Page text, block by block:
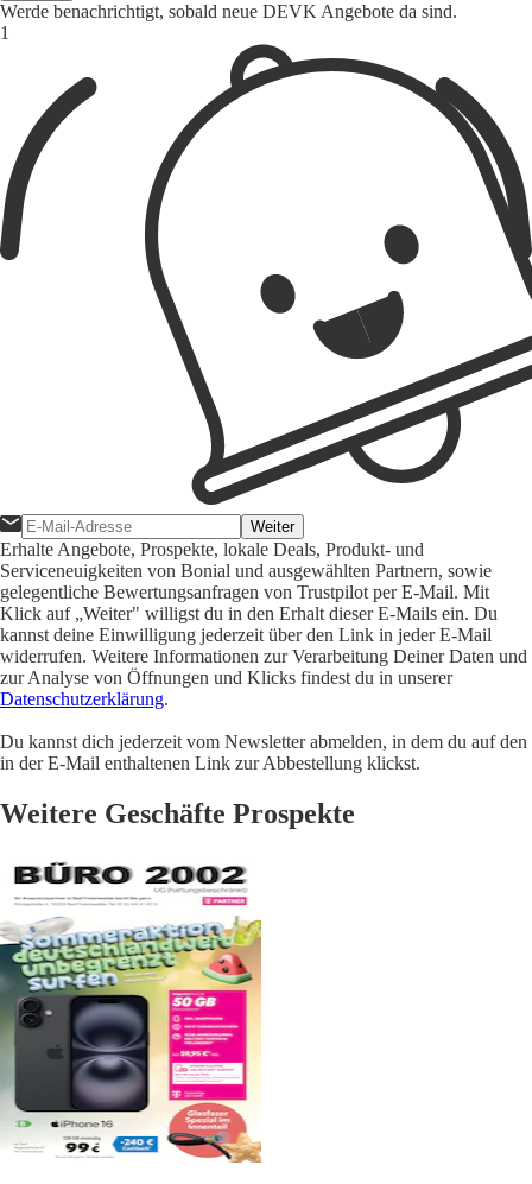
Werde benachrichtigt, sobald neue DEVK Angebote da sind.
1
Weiter
Erhalte Angebote, Prospekte, lokale Deals, Produkt- und
Serviceneuigkeiten von Bonial und ausgewählten Partnern, sowie
gelegentliche Bewertungsanfragen von Trustpilot per E-Mail. Mit
Klick auf „Weiter" willigst du in den Erhalt dieser E-Mails ein. Du
kannst deine Einwilligung jederzeit über den Link in jeder E-Mail
widerrufen. Weitere Informationen zur Verarbeitung Deiner Daten und
zur Analyse von Öffnungen und Klicks findest du in unserer
Datenschutzerklärung.
Du kannst dich jederzeit vom Newsletter abmelden, in dem du auf den
in der E-Mail enthaltenen Link zur Abbestellung klickst.
Weitere Geschäfte Prospekte